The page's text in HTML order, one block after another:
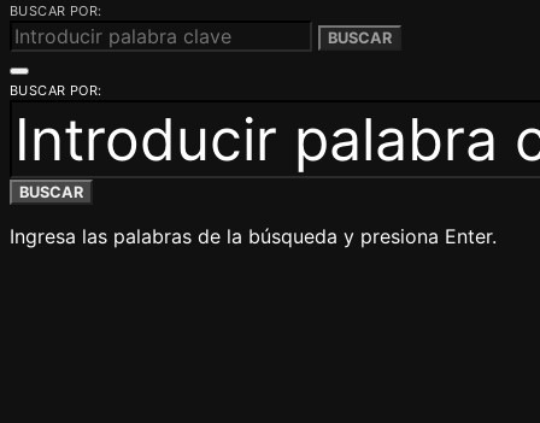
BUSCAR POR:
BUSCAR
BUSCAR POR:
BUSCAR
Ingresa las palabras de la búsqueda y presiona Enter.